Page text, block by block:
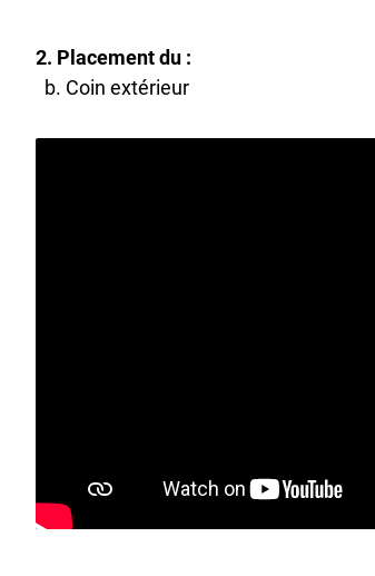
2. Placement du :
b. Coin extérieur